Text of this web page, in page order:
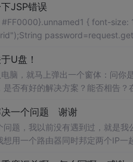
JSP错误
#FF0000}.unnamed1 { font-
于U盘！
脑，就马上弹出一个窗体：问
，是否有好的解决方案？能否相告？
决一个问题 谢谢
问题，我以前没有遇到过，就是
用一个路由器同时邦定两个IP一